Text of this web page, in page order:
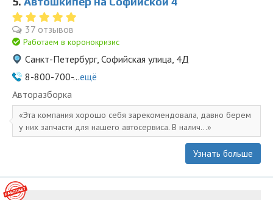
37 отзывов
Работаем в коронокризис
Санкт-Петербург, Софийская улица, 4Д
8-800-700-...ещё
Авторазборка
Эта компания хорошо себя зарекомендовала, давно берем
у них запчасти для нашего автосервиса. В налич...
Узнать больше